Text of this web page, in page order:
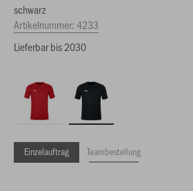
schwarz
Artikelnummer:4233
Lieferbar bis 2030
Einzelauftrag Teambestellung